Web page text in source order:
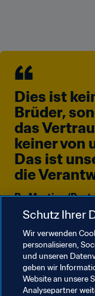
Dies ist
Brüder,
das
keiner von
Das ist
die
Be Martins
So geht es weiter
Finale, 01.
Schutz Ihrer
Wir verwenden
personalisieren,
und unseren
geben wir
Website an unsere
Analysepartner